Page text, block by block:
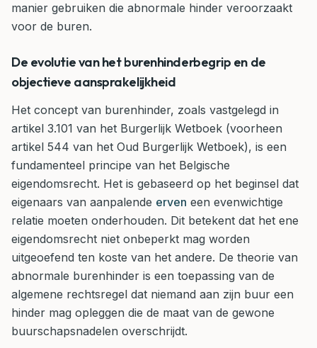
manier gebruiken die abnormale hinder veroorzaakt
voor de buren.
De evolutie van het burenhinderbegrip en de
objectieve aansprakelijkheid
Het concept van burenhinder, zoals vastgelegd in
artikel 3.101 van het Burgerlijk Wetboek (voorheen
artikel 544 van het Oud Burgerlijk Wetboek), is een
fundamenteel principe van het Belgische
eigendomsrecht. Het is gebaseerd op het beginsel dat
eigenaars van aanpalende erven een evenwichtige
relatie moeten onderhouden. Dit betekent dat het ene
eigendomsrecht niet onbeperkt mag worden
uitgeoefend ten koste van het andere. De theorie van
abnormale burenhinder is een toepassing van de
algemene rechtsregel dat niemand aan zijn buur een
hinder mag opleggen die de maat van de gewone
buurschapsnadelen overschrijdt.